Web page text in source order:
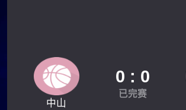
中山
0 : 0
已完赛